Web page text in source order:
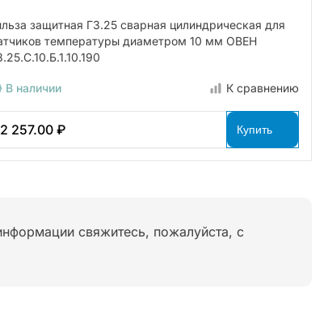
защитная ГЗ.25 сварная цилиндрическая для
температуры диаметром 10 мм ОВЕН
В наличии К сравнению
2 257.00 ₽ Купить
свяжитесь, пожалуйста, с